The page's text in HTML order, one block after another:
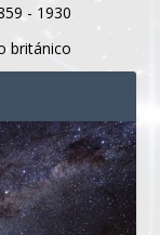
- 1930
británico